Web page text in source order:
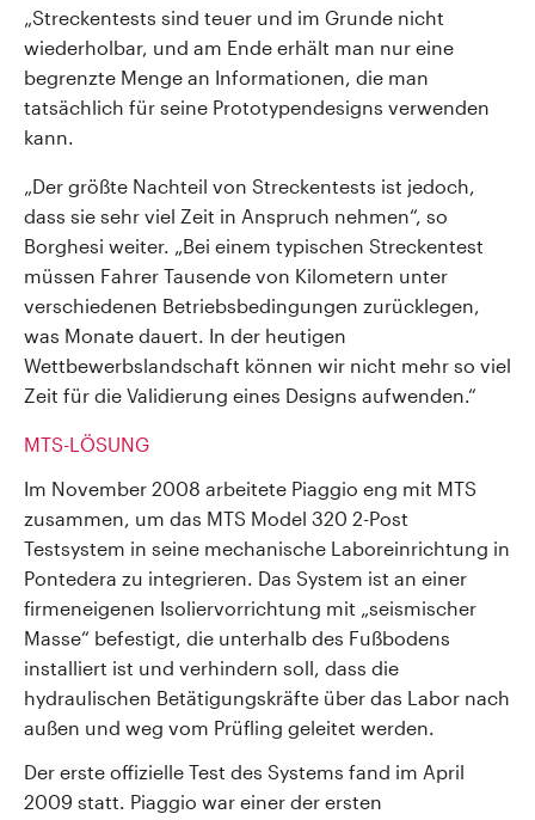
„Streckentests sind teuer und im Grunde nicht
wiederholbar, und am Ende erhält man nur eine
begrenzte Menge an Informationen, die man
tatsächlich für seine Prototypendesigns verwenden
kann.
„Der größte Nachteil von Streckentests ist jedoch,
dass sie sehr viel Zeit in Anspruch nehmen“, so
Borghesi weiter. „Bei einem typischen Streckentest
müssen Fahrer Tausende von Kilometern unter
verschiedenen Betriebsbedingungen zurücklegen,
was Monate dauert. In der heutigen
Wettbewerbslandschaft können wir nicht mehr so viel
Zeit für die Validierung eines Designs aufwenden.“
MTS-LÖSUNG
Im November 2008 arbeitete Piaggio eng mit MTS
zusammen, um das MTS Model 320 2-Post
Testsystem in seine mechanische Laboreinrichtung in
Pontedera zu integrieren. Das System ist an einer
firmeneigenen Isoliervorrichtung mit „seismischer
Masse“ befestigt, die unterhalb des Fußbodens
installiert ist und verhindern soll, dass die
hydraulischen Betätigungskräfte über das Labor nach
außen und weg vom Prüfling geleitet werden.
Der erste offizielle Test des Systems fand im April
2009 statt. Piaggio war einer der ersten